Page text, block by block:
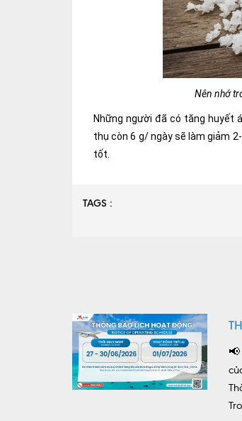
Nên nhớ
Những người đã có tăng huyết
thụ còn 6 g/ ngày sẽ làm giảm
tốt.
TAGS :
📢